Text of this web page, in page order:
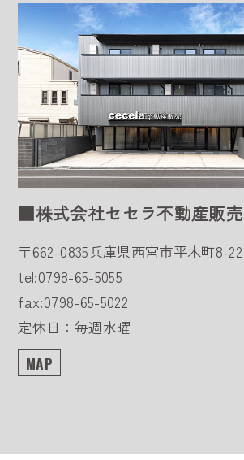
■株式会社セセラ不動産販売
〒662-0835兵庫県西宮市平木町8-22
tel:0798-65-5055
fax:0798-65-5022
定休日：毎週水曜
MAP